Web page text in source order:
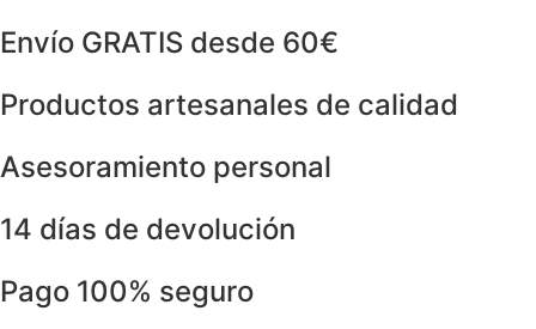
Envío GRATIS desde 60€
Productos artesanales de calidad
Asesoramiento personal
14 días de devolución
Pago 100% seguro